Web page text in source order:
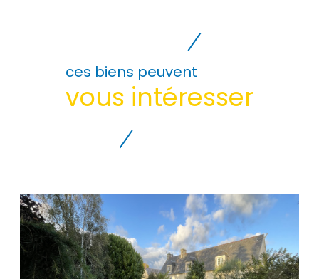
ces biens peuvent
vous intéresser